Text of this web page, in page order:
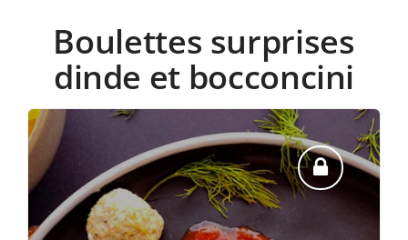
Boulettes surprises
dinde et bocconcini